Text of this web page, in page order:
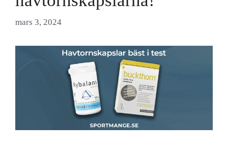
mars 3, 2024